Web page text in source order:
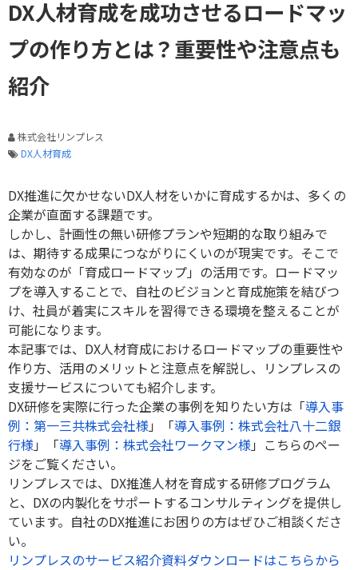
DX人材育成を成功させるロードマッ
プの作り方とは？重要性や注意点も
紹介
株式会社リンプレス
DX人材育成
DX推進に欠かせないDX人材をいかに育成するかは、多くの
企業が直面する課題です。
しかし、計画性の無い研修プランや短期的な取り組みで
は、期待する成果につながりにくいのが現実です。そこで
有効なのが「育成ロードマップ」の活用です。ロードマッ
プを導入することで、自社のビジョンと育成施策を結びつ
け、社員が着実にスキルを習得できる環境を整えることが
可能になります。
本記事では、 DX人材育成におけるロードマップの重要性や
作り方、活用のメリットと注意点を解説し、リンプレスの
支援サービスについても紹介します。
DX研修を実際に行った企業の事例を知りたい方は「導入事
例：第一三共株式会社様」「導入事例：株式会社八十二銀
行様」「導入事例：株式会社ワークマン様」こちらのペー
ジをご覧ください。
リンプレスでは、DX推進人材を育成する研修プログラム
と、DXの内製化をサポートするコンサルティングを提供し
ています。自社のDX推進にお困りの方はぜひご相談くださ
い。
リンプレスのサービス紹介資料ダウンロードはこちらから